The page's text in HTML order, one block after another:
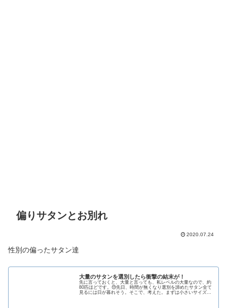
偏りサタンとお別れ
2020.07.24
性別の偏ったサタン達
大量のサタンを選別したら衝撃の結末が！
先に言っておくと、大量と言っても、私レベルの大量なので、約
80匹ほどです。😓先日、時間が無くなり選別を諦めたサタン全て
見るには日が暮れそう。そこで、考えた。まずは小さいサイズを